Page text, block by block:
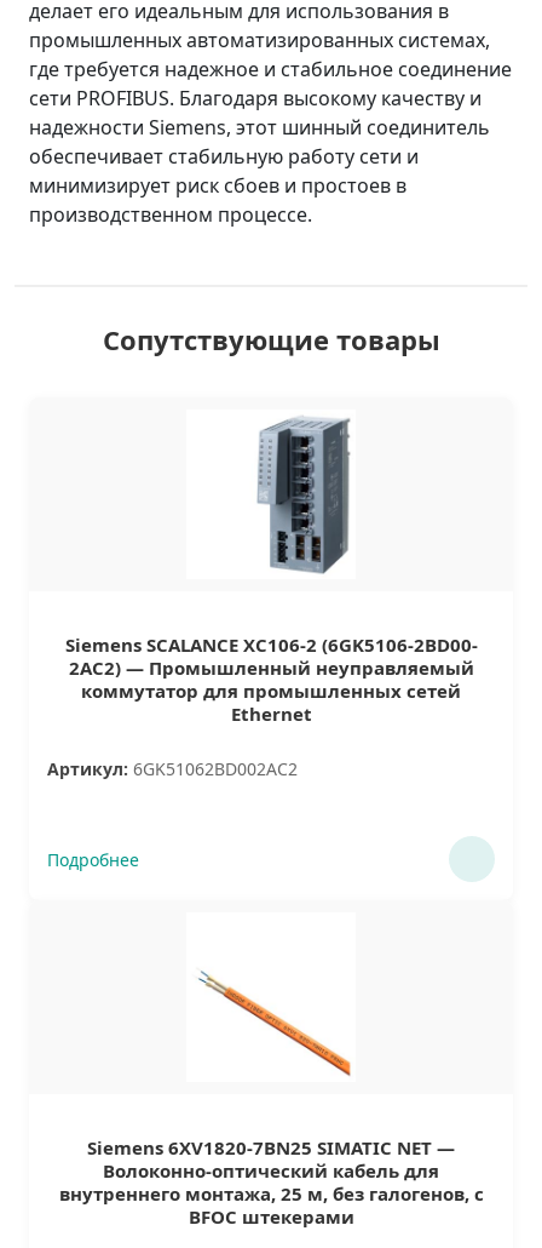
делает его идеальным для использования в
промышленных автоматизированных системах,
где требуется надежное и стабильное соединение
сети PROFIBUS. Благодаря высокому качеству и
надежности Siemens, этот шинный соединитель
обеспечивает стабильную работу сети и
минимизирует риск сбоев и простоев в
производственном процессе.
Сопутствующие товары
Siemens SCALANCE XC106-2 (6GK5106-2BD00-
2AC2) — Промышленный неуправляемый
коммутатор для промышленных сетей
Ethernet
Артикул: 6GK51062BD002AC2
Подробнее
Siemens 6XV1820-7BN25 SIMATIC NET —
Волоконно-оптический кабель для
внутреннего монтажа, 25 м, без галогенов, с
BFOC штекерами